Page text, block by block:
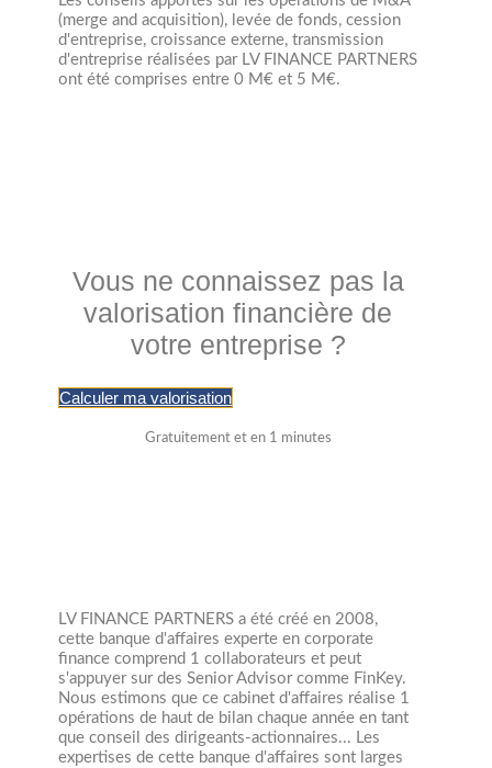
(merge and acquisition), levée de fonds, cession
d'entreprise, croissance externe, transmission
d'entreprise réalisées par LV FINANCE PARTNERS
ont été comprises entre 0 M€ et 5 M€.
Vous ne connaissez pas la
valorisation financière de
votre entreprise ?
Calculer ma valorisation
Gratuitement et en 1 minutes
LV FINANCE PARTNERS a été créé en 2008,
cette banque d'affaires experte en corporate
finance comprend 1 collaborateurs et peut
s'appuyer sur des Senior Advisor comme FinKey.
Nous estimons que ce cabinet d'affaires réalise 1
opérations de haut de bilan chaque année en tant
que conseil des dirigeants-actionnaires... Les
expertises de cette banque d'affaires sont larges